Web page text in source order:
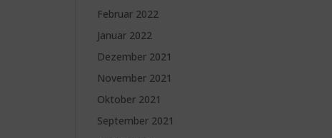
Februar 2022
Januar 2022
Dezember 2021
November 2021
Oktober 2021
September 2021